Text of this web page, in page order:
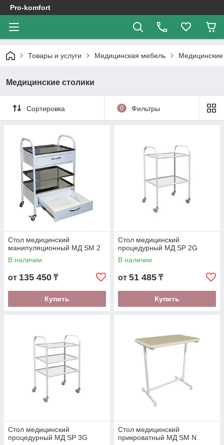
Pro-komfort
Товары и услуги Медицинская мебель Медицинские
Медицинские столики
Сортировка 0 Фильтры
Стол медицинский
манипуляционный МД SM 2
В наличии
от 135 450 ₸
Купить
Стол медицинский
процедурный МД SP 2G
В наличии
от 51 485 ₸
Купить
Стол медицинский
процедурный МД SP 3G
Стол медицинский
прикроватный МД SM N